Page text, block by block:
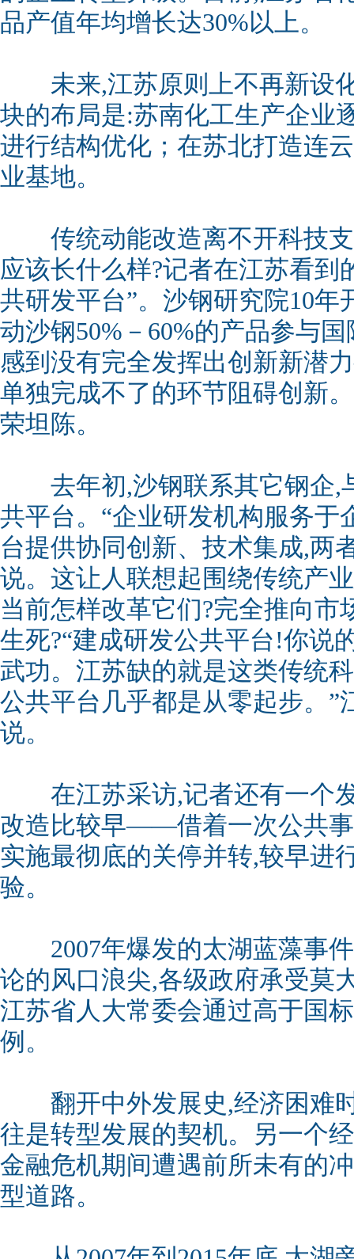
品产值年均增长达30%以上。
未来,江苏原则上不再新设
块的布局是:苏南化工生产企业
进行结构优化；在苏北打造连
业基地。
传统动能改造离不开科技支
应该长什么样?记者在江苏看到
共研发平台”。沙钢研究院10年
动沙钢50%－60%的产品参与
感到没有完全发挥出创新新潜
单独完成不了的环节阻碍创新
荣坦陈。
去年初,沙钢联系其它钢企,
共平台。“企业研发机构服务于
台提供协同创新、技术集成,两
说。这让人联想起围绕传统产
当前怎样改革它们?完全推向市
生死?“建成研发公共平台!你说
武功。江苏缺的就是这类传统
公共平台几乎都是从零起步。”
说。
在江苏采访,记者还有一个
改造比较早——借着一次公共
实施最彻底的关停并转,较早进
验。
2007年爆发的太湖蓝藻事件
论的风口浪尖,各级政府承受莫
江苏省人大常委会通过高于国
例。
翻开中外发展史,经济困难
往是转型发展的契机。另一个
金融危机期间遭遇前所未有的
型道路。